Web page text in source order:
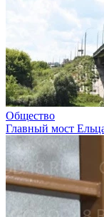
Общество
Главный мост